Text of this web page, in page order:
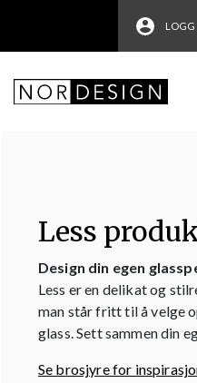
LOGG
Less
Design din egen
Less er en delikat og
man står fritt til å velge
glass. Sett sammen din
Se brosjyre for